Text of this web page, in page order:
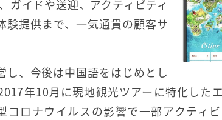
ガイドや送迎、アクティビティ
験提供まで、一気通貫の顧客サ
、今後は中国語をはじめとし
年10月に現地観光ツアーに特化した
コロナウイルスの影響で一部アクティ